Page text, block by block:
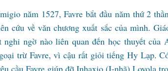
năm 1527, Favre bắt đầu năm thứ 2
cứu về văn chương xuất sắc của mình.
ngờ nào liên quan đến học thuyết của
trừ Favre, vì cậu rất giỏi tiếng Hy Lạp.
cầu Favre giúp đỡ Inhaxio (I-nhã) Loyola